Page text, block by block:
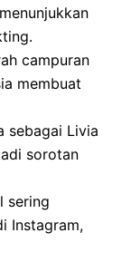
campuran
membuat
sebagai Livia
sorotan
sering
Instagram,